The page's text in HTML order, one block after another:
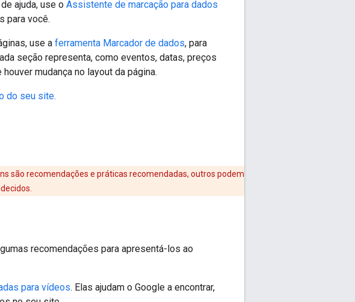
ajuda, use o Assistente de marcação para dados
para você.
use a ferramenta Marcador de dados, para
seção representa, como eventos, datas, preços
mudança no layout da página.
do seu site.
são recomendações e práticas recomendadas, outros podem
recomendações para apresentá-los ao
para vídeos. Elas ajudam o Google a encontrar,